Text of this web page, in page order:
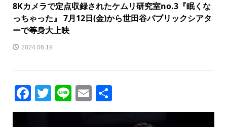
8Kカメラで定点収録されたケムリ研究室no.3『眠くな
っちゃった』 7月12日(金)から世田谷パブリックシアタ
ーで等身大上映
2024.06.19
Facebook
Twitter
LineEmail
有